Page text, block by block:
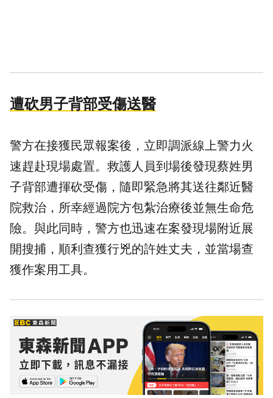
遭砍男子背部受傷送醫
警方在接獲民眾報案後，立即調派線上警力火
速趕赴現場處置。救護人員到場後發現蔡姓男
子背部遭揮砍受傷，隨即緊急將其送往鄰近醫
院救治，所幸經過院方包紮治療後並無生命危
險。與此同時，警方也迅速在案發現場附近展
開搜捕，順利查獲行兇的許姓丈夫，並當場查
獲作案用工具。